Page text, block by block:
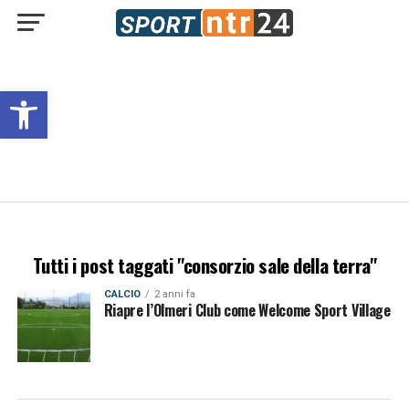
Open toolbar
Tutti i post taggati "consorzio sale della terra"
CALCIO 2 anni fa
Riapre l’Olmeri Club come Welcome Sport Village